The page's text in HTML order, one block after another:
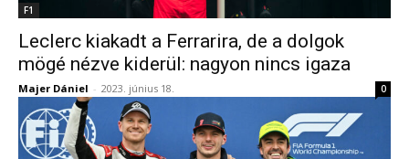
F1
Leclerc kiakadt a Ferrarira, de a dolgok
mögé nézve kiderül: nagyon nincs igaza
Majer Dániel - 2023. június 18. 0